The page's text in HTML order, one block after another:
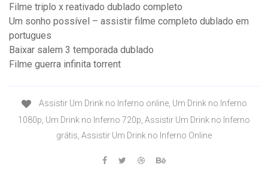
Filme triplo x reativado dublado completo
Um sonho possível – assistir filme completo dublado em
portugues
Baixar salem 3 temporada dublado
Filme guerra infinita torrent
Assistir Um Drink no Inferno online, Um Drink no Inferno
1080p, Um Drink no Inferno 720p, Assistir Um Drink no Inferno
grátis, Assistir Um Drink no Inferno Online